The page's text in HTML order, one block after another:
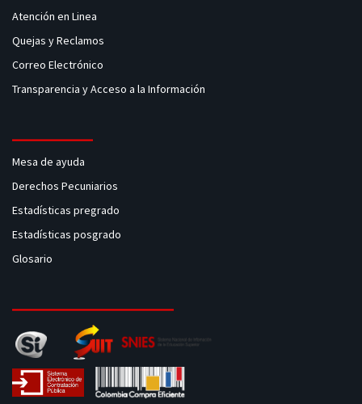
Atención en Linea
Quejas y Reclamos
Correo Electrónico
Transparencia y Acceso a la Información
Mesa de ayuda
Derechos Pecuniarios
Estadísticas pregrado
Estadísticas posgrado
Glosario